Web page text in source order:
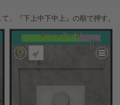
、『下上中下中上』の順で押す。